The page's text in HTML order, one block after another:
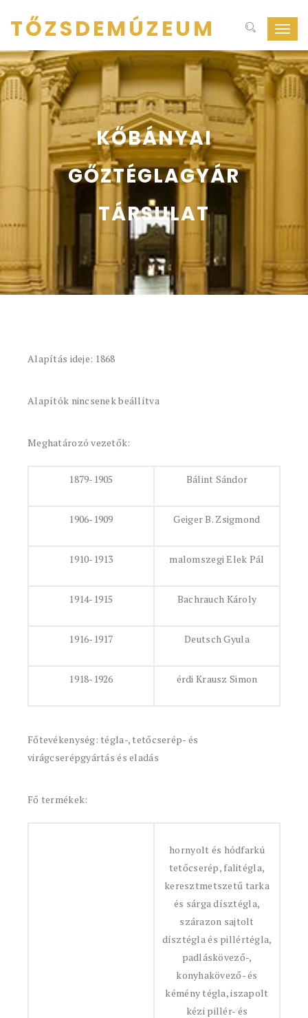
ki-
be
TŐZSDEMÚZEUM
KŐBÁNYAI
GŐZTÉGLAGYÁR
TÁRSULAT
Alapítás ideje: 1868
Alapítók nincsenek beállítva
Meghatározó vezetők:
1879-1905 Bálint Sándor
1906-1909 Geiger B. Zsigmond
1910-1913 malomszegi Elek Pál
1914-1915 Bachrauch Károly
1916-1917 Deutsch Gyula
1918-1926 érdi Krausz Simon
Főtevékenység: tégla-, tetőcserép- és
virágcserépgyártás és eladás
Fő termékek:
hornyolt és hódfarkú
tetőcserép, falitégla,
keresztmetszetű tarka
és sárga dísztégla,
szárazon sajtolt
dísztégla és pillértégla,
padláskövező-,
konyhakövező- és
kémény tégla, iszapolt
kézi pillér- és